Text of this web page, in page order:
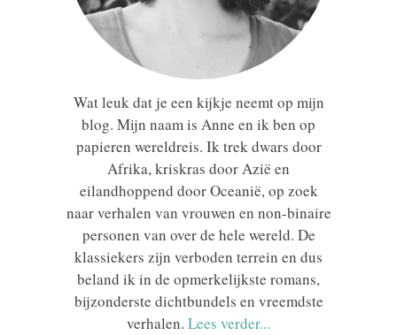
Wat leuk dat je een kijkje neemt op mijn
blog. Mijn naam is Anne en ik ben op
papieren wereldreis. Ik trek dwars door
Afrika, kriskras door Azië en
eilandhoppend door Oceanië, op zoek
naar verhalen van vrouwen en non-binaire
personen van over de hele wereld. De
klassiekers zijn verboden terrein en dus
beland ik in de opmerkelijkste romans,
bijzonderste dichtbundels en vreemdste
verhalen. Lees verder...